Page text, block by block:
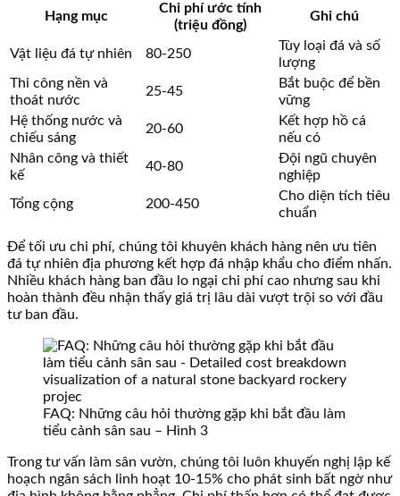
Hạng mục
Chi phí ước tính
(triệu đồng)
Ghi chú
Vật liệu đá tự nhiên 80-250
Tùy loại đá và số
lượng
Thi công nền và
thoát nước
25-45
Bắt buộc để bền
vững
Hệ thống nước và
chiếu sáng
20-60
Kết hợp hồ cá
nếu có
Nhân công và thiết
kế
40-80
Đội ngũ chuyên
nghiệp
Tổng cộng
200-450
Cho diện tích tiêu
chuẩn
Để tối ưu chi phí, chúng tôi khuyên khách hàng nên ưu tiên
đá tự nhiên địa phương kết hợp đá nhập khẩu cho điểm nhấn.
Nhiều khách hàng ban đầu lo ngại chi phí cao nhưng sau khi
hoàn thành đều nhận thấy giá trị lâu dài vượt trội so với đầu
tư ban đầu.
FAQ: Những câu hỏi thường gặp khi bắt đầu làm
tiểu cảnh sân sau – Hình 3
Trong tư vấn làm sân vườn, chúng tôi luôn khuyến nghị lập kế
hoạch ngân sách linh hoạt 10-15% cho phát sinh bất ngờ như